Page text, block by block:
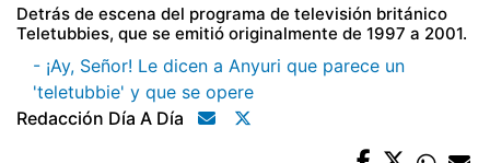
Detrás de escena del programa de televisión británico
Teletubbies, que se emitió originalmente de 1997 a 2001.
- ¡Ay, Señor! Le dicen a Anyuri que parece un
'teletubbie' y que se opere
Redacción Día A Día